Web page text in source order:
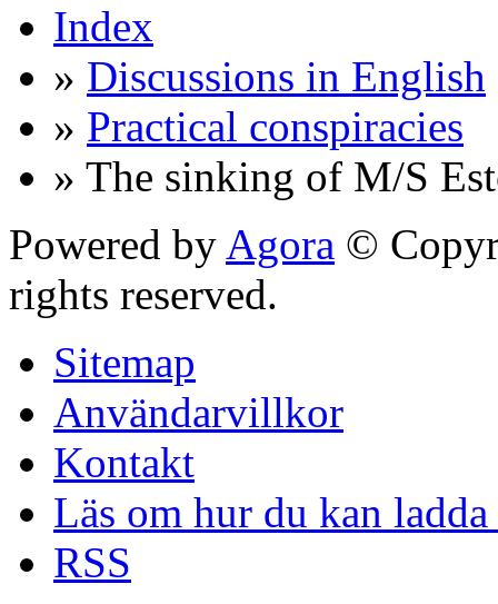
Index
» Discussions in English
» Practical conspiracies
» The sinking of M/S
Powered by Agora ©
rights reserved.
Sitemap
Användarvillkor
Kontakt
Läs om hur du kan
RSS